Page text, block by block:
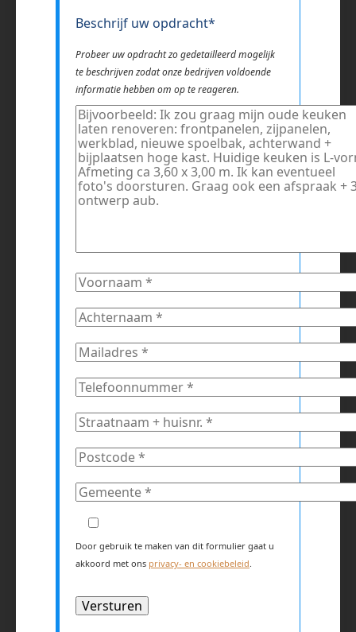
Beschrijf uw opdracht*
Probeer uw opdracht zo gedetailleerd mogelijk
te beschrijven zodat onze bedrijven voldoende
informatie hebben om op te reageren.
Door gebruik te maken van dit formulier gaat u
akkoord met ons privacy- en cookiebeleid.